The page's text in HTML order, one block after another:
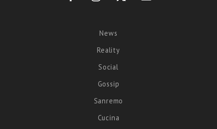
News
Reality
Social
Gossip
Sanremo
Cucina